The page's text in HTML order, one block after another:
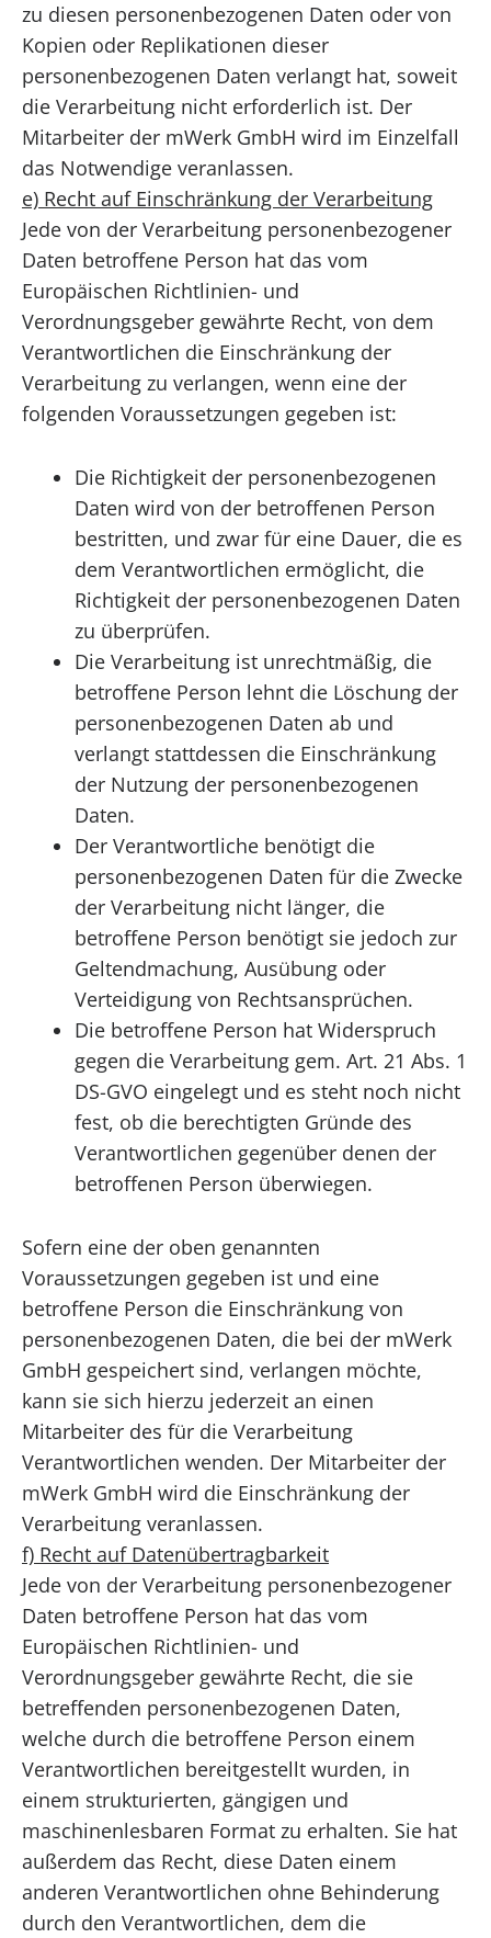
zu diesen personenbezogenen Daten oder von
Kopien oder Replikationen dieser
personenbezogenen Daten verlangt hat, soweit
die Verarbeitung nicht erforderlich ist. Der
Mitarbeiter der mWerk GmbH wird im Einzelfall
das Notwendige veranlassen.
e) Recht auf Einschränkung der Verarbeitung
Jede von der Verarbeitung personenbezogener
Daten betroffene Person hat das vom
Europäischen Richtlinien- und
Verordnungsgeber gewährte Recht, von dem
Verantwortlichen die Einschränkung der
Verarbeitung zu verlangen, wenn eine der
folgenden Voraussetzungen gegeben ist:
Die Richtigkeit der personenbezogenen
Daten wird von der betroffenen Person
bestritten, und zwar für eine Dauer, die es
dem Verantwortlichen ermöglicht, die
Richtigkeit der personenbezogenen Daten
zu überprüfen.
Die Verarbeitung ist unrechtmäßig, die
betroffene Person lehnt die Löschung der
personenbezogenen Daten ab und
verlangt stattdessen die Einschränkung
der Nutzung der personenbezogenen
Daten.
Der Verantwortliche benötigt die
personenbezogenen Daten für die Zwecke
der Verarbeitung nicht länger, die
betroffene Person benötigt sie jedoch zur
Geltendmachung, Ausübung oder
Verteidigung von Rechtsansprüchen.
Die betroffene Person hat Widerspruch
gegen die Verarbeitung gem. Art. 21 Abs. 1
DS-GVO eingelegt und es steht noch nicht
fest, ob die berechtigten Gründe des
Verantwortlichen gegenüber denen der
betroffenen Person überwiegen.
Sofern eine der oben genannten
Voraussetzungen gegeben ist und eine
betroffene Person die Einschränkung von
personenbezogenen Daten, die bei der mWerk
GmbH gespeichert sind, verlangen möchte,
kann sie sich hierzu jederzeit an einen
Mitarbeiter des für die Verarbeitung
Verantwortlichen wenden. Der Mitarbeiter der
mWerk GmbH wird die Einschränkung der
Verarbeitung veranlassen.
f) Recht auf Datenübertragbarkeit
Jede von der Verarbeitung personenbezogener
Daten betroffene Person hat das vom
Europäischen Richtlinien- und
Verordnungsgeber gewährte Recht, die sie
betreffenden personenbezogenen Daten,
welche durch die betroffene Person einem
Verantwortlichen bereitgestellt wurden, in
einem strukturierten, gängigen und
maschinenlesbaren Format zu erhalten. Sie hat
außerdem das Recht, diese Daten einem
anderen Verantwortlichen ohne Behinderung
durch den Verantwortlichen, dem die